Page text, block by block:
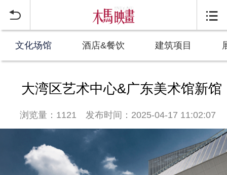
 
文化场馆 酒店&餐饮 建筑项目
大湾区艺术中心&广东美术馆新馆
浏览量：1121 发布时间：2025-04-17 11:02:07